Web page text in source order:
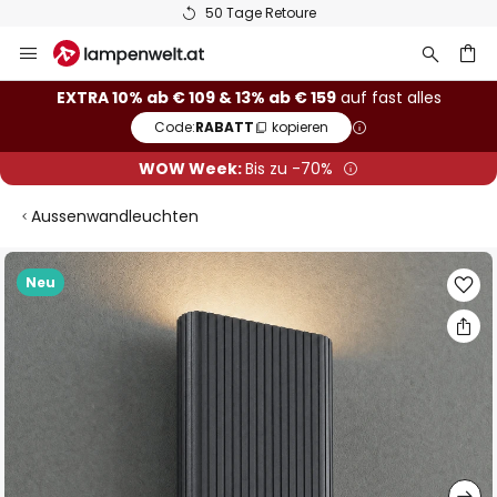
50 Tage Retoure
Inhalt
springen
EXTRA 10% ab € 109 & 13% ab € 159auf fast alles
Code:RABATT kopieren
WOW Week:Bis zu -70%
Aussenwandleuchten
Neu
Zum
Ende
der
Bildgalerie
springen